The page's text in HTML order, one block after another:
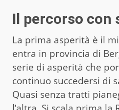
Il percorso con
La prima asperità è il
entra in provincia di
serie di asperità che
continuo succedersi di
Quasi senza tratti